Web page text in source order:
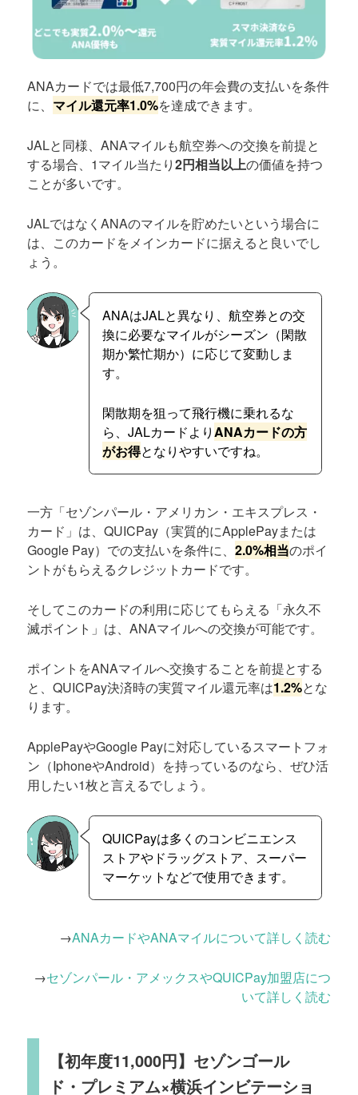
ANAカードでは最低7,700円の年会費の支払いを条件
に、 マイル還元率1.0%を達成できます。
JALと同様、ANAマイルも航空券への交換を前提と
する場合、1マイル当たり2円相当以上の価値を持つ
ことが多いです。
JALではなくANAのマイルを貯めたいという場合に
は、このカードをメインカードに据えると良いでし
ょう。
ANAはJALと異なり、航空券との交
換に必要なマイルがシーズン（閑散
期か繁忙期か）に応じて変動しま
す。
閑散期を狙って飛行機に乗れるな
ら、JALカードよりANAカードの方
がお得となりやすいですね。
一方「セゾンパール・アメリカン・エキスプレス・
カード」は、QUICPay（実質的にApplePayまたは
Google Pay）での支払いを条件に、2.0%相当のポイ
ントがもらえるクレジットカードです。
そしてこのカードの利用に応じてもらえる「永久不
滅ポイント」は、ANAマイルへの交換が可能です。
ポイントをANAマイルへ交換することを前提とする
と、QUICPay決済時の実質マイル還元率は1.2%とな
ります。
ApplePayやGoogle Payに対応しているスマートフォ
ン（IphoneやAndroid）を持っているのなら、ぜひ活
用したい1枚と言えるでしょう。
QUICPayは多くのコンビニエンス
ストアやドラッグストア、スーパー
マーケットなどで使用できます。
→ANAカードやANAマイルについて詳しく読む
→セゾンパール・アメックスやQUICPay加盟店につ
いて詳しく読む
【初年度11,000円】セゾンゴール
ド・プレミアム×横浜インビテーショ